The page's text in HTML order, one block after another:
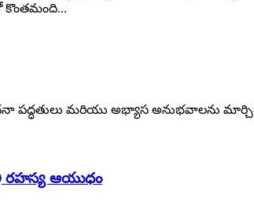
కొంతమంది...
పద్ధతులు మరియు అభ్యాస అనుభవాలను
రహస్య ఆయుధం